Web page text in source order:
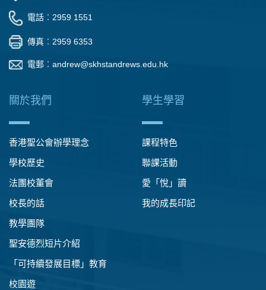
電話︰2959 1551
傳真︰2959 6353
電郵︰ andrew@skhstandrews.edu.hk
關於我們
香港聖公會辦學理念
學校歷史
法團校董會
校長的話
教學團隊
聖安德烈短片介紹
「可持續發展目標」教育
校園遊
學生學習
課程特色
聯課活動
愛「悅」讀
我的成長印記